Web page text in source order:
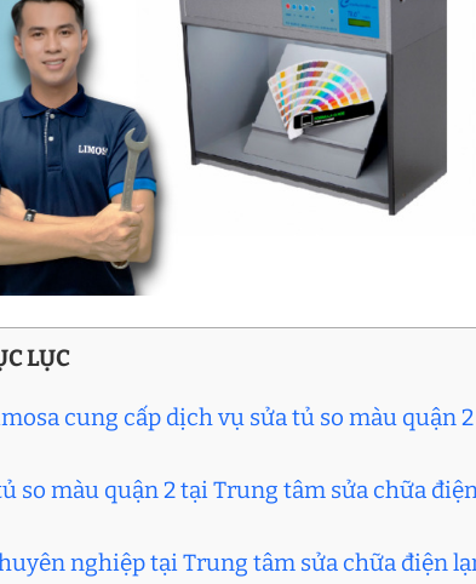
LỤC
cung cấp dịch vụ sửa tủ so màu quận 2
so màu quận 2 tại Trung tâm sửa chữa
nghiệp tại Trung tâm sửa chữa điện